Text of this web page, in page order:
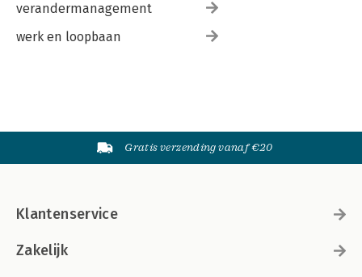
verandermanagement
werk en loopbaan
Gratis verzending vanaf €20
Klantenservice
Zakelijk